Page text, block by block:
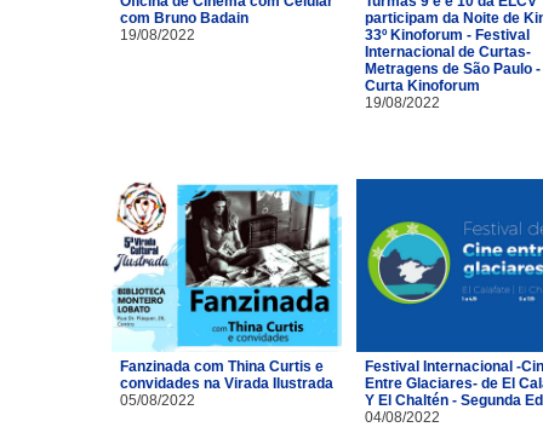
com Bruno Badain
19/08/2022
participam da Noite de
33º Kinoforum - Festival
Internacional de Curtas-
Metragens de São Paulo -
Curta Kinoforum
19/08/2022
Fanzinada com Thina Curtis e
convidades na Virada Ilustrada
05/08/2022
Festival Internacional -
Entre Glaciares- de El
Y El Chaltén - Segunda
04/08/2022